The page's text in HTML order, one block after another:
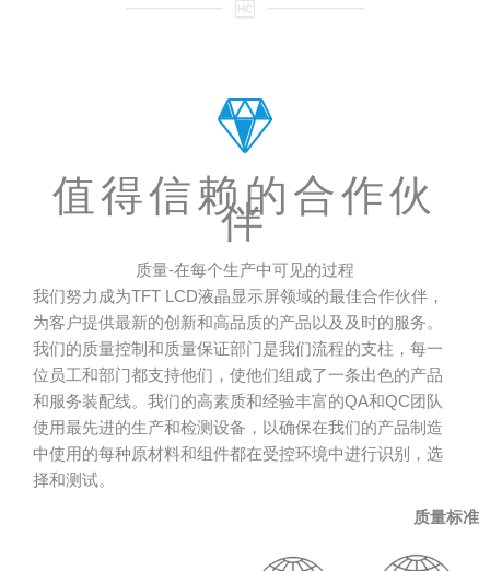
值得信赖的合作伙
伴
质量-在每个生产中可见的过程
我们努力成为TFT LCD液晶显示屏领域的最佳合作伙伴，
为客户提供最新的创新和高品质的产品以及及时的服务。
我们的质量控制和质量保证部门是我们流程的支柱，每一
位员工和部门都支持他们，使他们组成了一条出色的产品
和服务装配线。我们的高素质和经验丰富的QA和QC团队
使用最先进的生产和检测设备，以确保在我们的产品制造
中使用的每种原材料和组件都在受控环境中进行识别，选
择和测试。
质量标准